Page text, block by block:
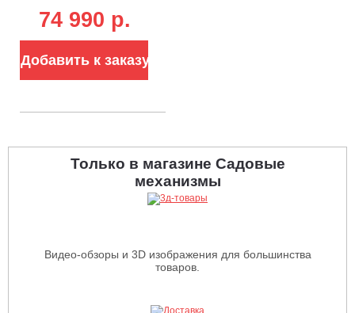
(PRC, BL 82В, 51
см, сталь, 2 слота
л, 34.5 кг)
74 990 p.
Добавить к заказу
Только в магазине Садовые
механизмы
Видео-обзоры и 3D изображения для большинства
товаров.